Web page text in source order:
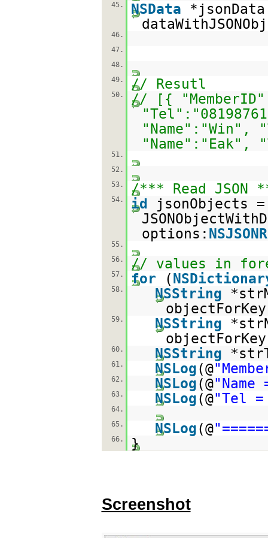
45.
NSData
46.
47.
48.
49.
// Resutl
50.
// [{
"Name":"Win",
"Name":"Eak",
51.
52.
53.
/*** Read JSON
54. id
jsonObjects
options:
55.
56.
// values in
57. for (
58. NSString
59. NSString
60. NSString
61. NSLog(@
62. NSLog(@"Name
63. NSLog(@"Tel =
64.
65.
NSLog(@
66. }
Screenshot